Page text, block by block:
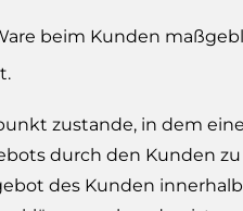
beim Kunden
zustande, in dem
durch den Kunden
des Kunden